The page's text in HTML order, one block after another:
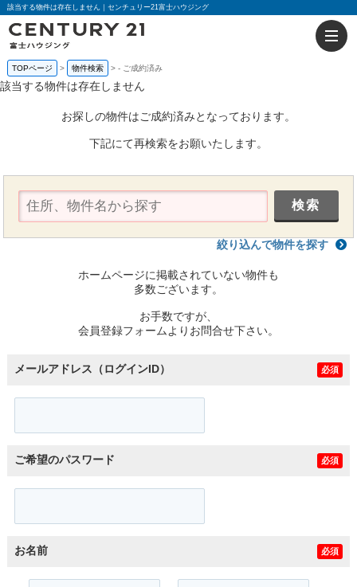
該当する物件は存在しません｜センチュリー21富士ハウジング
TOPページ 物件検索 - ご成約済み
該当する物件は存在しません
お探しの物件はご成約済みとなっております。
下記にて再検索をお願いたします。
絞り込んで物件を探す
ホームページに掲載されていない物件も
多数ございます。
お手数ですが、
会員登録フォームよりお問合せ下さい。
メールアドレス（ログインID） 必須
ご希望のパスワード 必須
お名前 必須